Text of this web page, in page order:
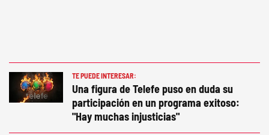
TE PUEDE INTERESAR:
Una figura de Telefe puso en duda su
participación en un programa exitoso:
"Hay muchas injusticias"